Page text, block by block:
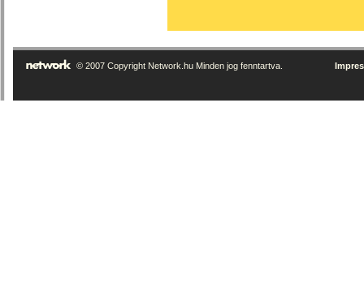
© 2007 Copyright Network.hu Minden jog fenntartva.